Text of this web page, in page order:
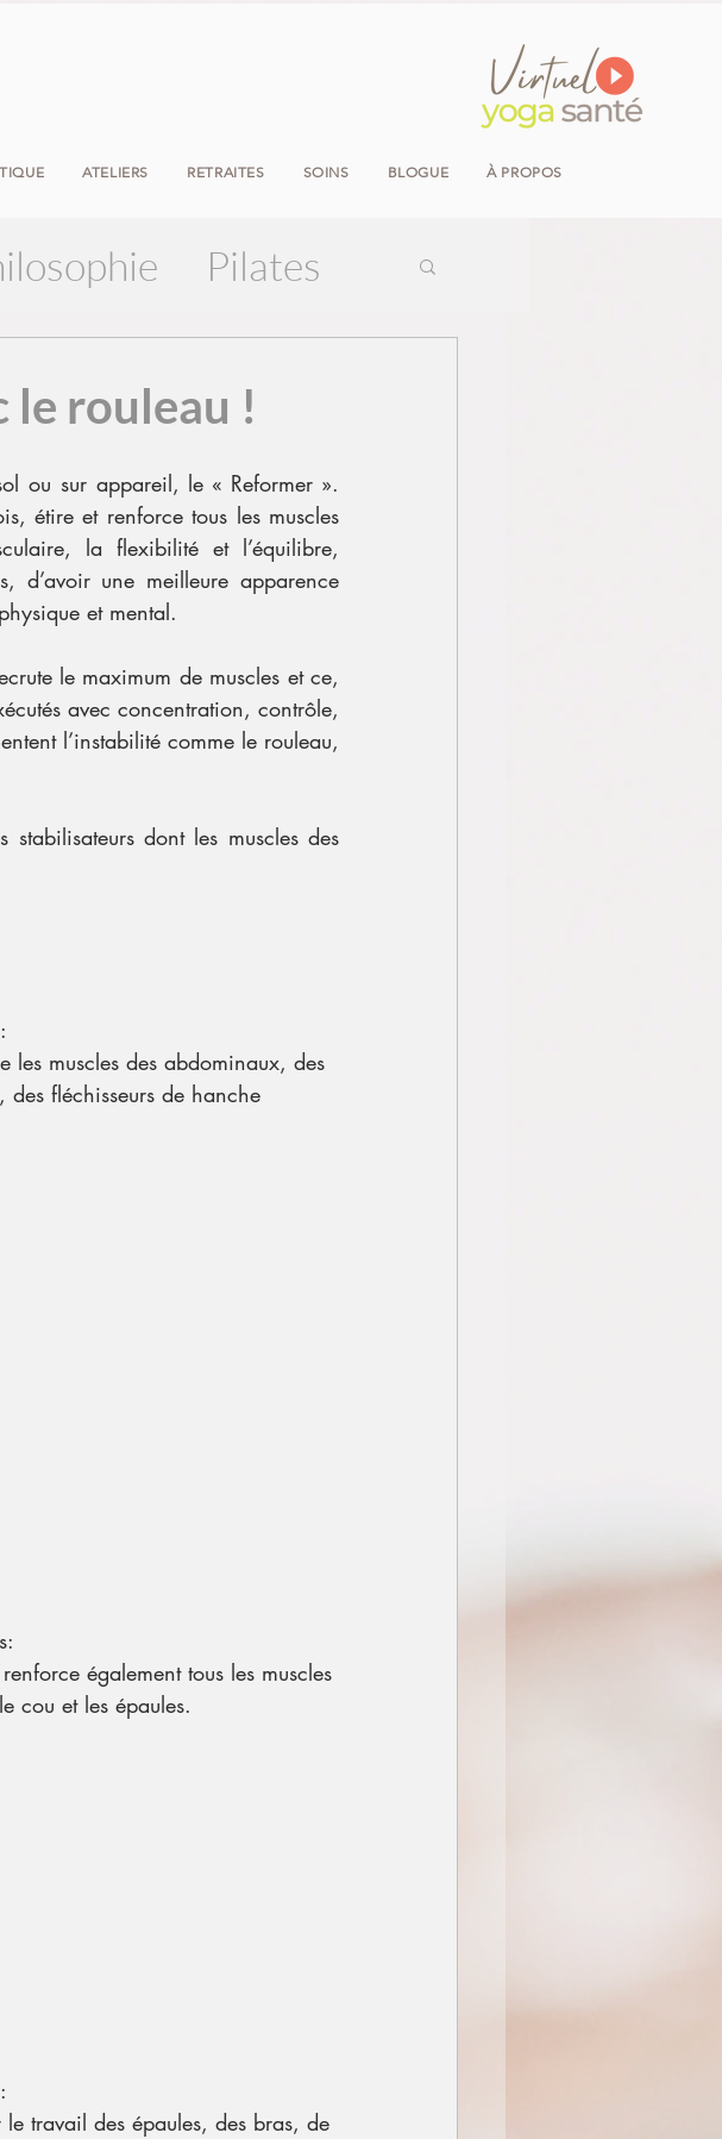
ATELIERS RETRAITES SOINS BLOGUE À PROPOS
Pilates
le rouleau !
ou sur appareil, le « Reformer ».
étire et renforce tous les muscles
la flexibilité et l’équilibre,
d’avoir une meilleure apparence
et mental.
le maximum de muscles et ce,
avec concentration, contrôle,
l’instabilité comme le rouleau,
stabilisateurs dont les muscles des
les muscles des abdominaux, des
des fléchisseurs de hanche
également tous les muscles
cou et les épaules.
le travail des épaules, des bras, de